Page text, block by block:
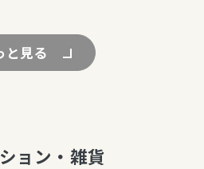
と見る
ョン・雑貨